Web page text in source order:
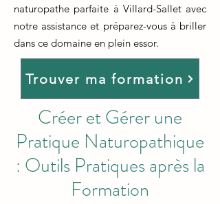
naturopathe parfaite à Villard-Sallet avec
notre assistance et préparez-vous à briller
dans ce domaine en plein essor.
Trouver ma formation
Créer et Gérer une
Pratique Naturopathique
: Outils Pratiques après la
Formation